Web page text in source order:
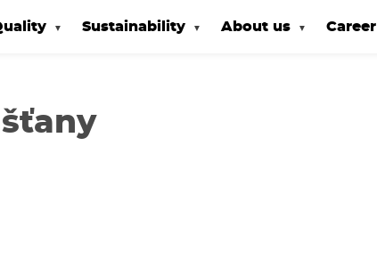
Sustainability About us Career